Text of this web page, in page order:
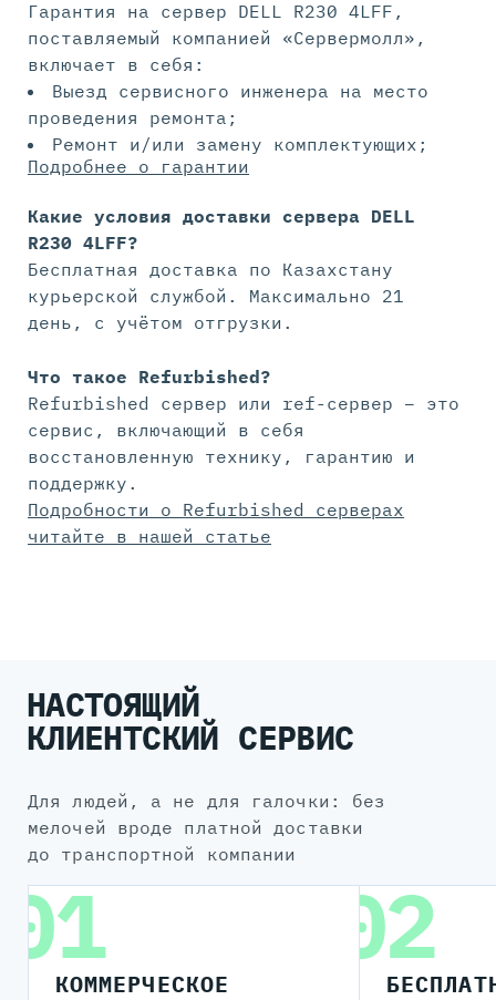
Гарантия на сервер DELL R230 4LFF,
поставляемый компанией «Сервермолл»,
включает в себя:
Выезд сервисного инженера на место
проведения ремонта;
Ремонт и/или замену комплектующих;
Подробнее о гарантии
Какие условия доставки сервера DELL
R230 4LFF?
Бесплатная доставка по Казахстану
курьерской службой. Максимально 21
день, с учётом отгрузки.
Что такое Refurbished?
Refurbished сервер или ref-сервер – это
сервис, включающий в себя
восстановленную технику, гарантию и
поддержку.
Подробности о Refurbished серверах
читайте в нашей статье
НАСТОЯЩИЙ
КЛИЕНТСКИЙ СЕРВИС
для людей, а не для галочки: без
мелочей вроде платной доставки
до транспортной компании
01
КОММЕРЧЕСКОЕ
02